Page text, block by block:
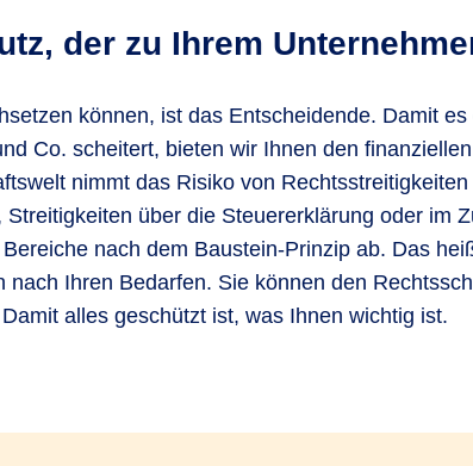
der zu Ihrem
können, ist das Entscheidende. Damit
Co. scheitert, bieten wir Ihnen den
nimmt das Risiko von
über die Steuererklärung oder im
nach dem Baustein-Prinzip ab. Das
Ihren Bedarfen. Sie können den
alles geschützt ist, was Ihnen wichtig ist.